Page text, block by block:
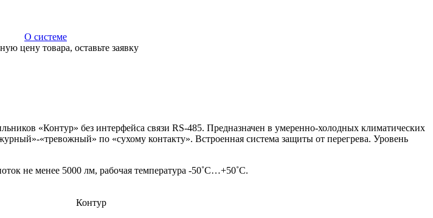
О системе
цену товара, оставьте заявку
«Контур» без интерфейса связи RS-485. Предназначен в умеренно-холодных климатических
«тревожный» по «сухому контакту». Встроенная система защиты от перегрева. Уровень
не менее 5000 лм, рабочая температура -50˚С…+50˚С.
Контур